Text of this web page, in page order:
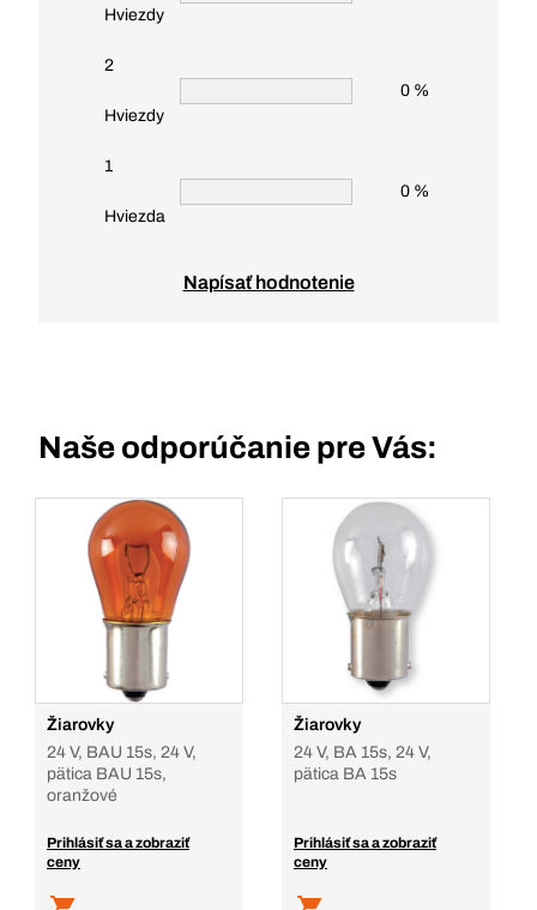
Hviezdy
2
Hviezdy
0 %
1
Hviezda
0 %
Napísať hodnotenie
Naše odporúčanie pre Vás:
Žiarovky
24 V, BAU 15s, 24 V,
pätica BAU 15s,
oranžové
Prihlásiť sa a zobraziť
ceny
Žiarovky
24 V, BA 15s, 24 V,
pätica BA 15s
Prihlásiť sa a zobraziť
ceny